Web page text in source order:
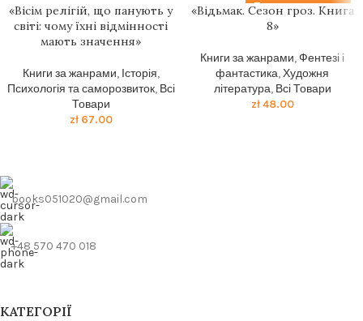
«Вісім релігій, що панують у
світі: чому їхні відмінності
мають значення»
Книги за жанрами, Історія,
Психологія та саморозвиток, Всі
Товари
zł67.00
Передзамовлення
«Відьмак. Сезон гроз. Книга
8»
Книги за жанрами,Фентезі і
фантастика,Художня
література, Всі Товари
zł48.00
books051020@gmail.com
+48 570 470 018
КАТЕГОРІЇ